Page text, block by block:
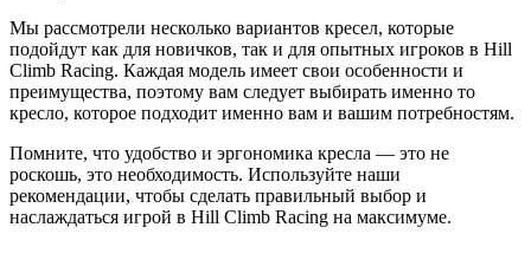
Мы рассмотрели несколько вариантов кресел, которые
подойдут как для новичков, так и для опытных игроков в Hill
Climb Racing. Каждая модель имеет свои особенности и
преимущества, поэтому вам следует выбирать именно то
кресло, которое подходит именно вам и вашим потребностям.
Помните, что удобство и эргономика кресла — это не
роскошь, это необходимость. Используйте наши
рекомендации, чтобы сделать правильный выбор и
наслаждаться игрой в Hill Climb Racing на максимуме.